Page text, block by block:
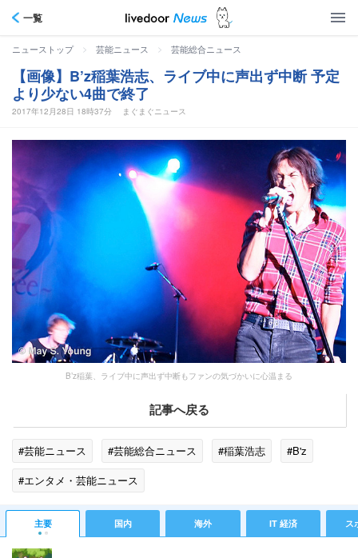
一覧
ニューストップ > 芸能ニュース > 芸能総合ニュース
【画像】B’z稲葉浩志、ライブ中に声出ず中断 予定
より少ない4曲で終了
2017年12月28日 18時37分 まぐまぐニュース
B’z稲葉、ライブ中に声出ず中断もファンの気づかいに心温まる
記事へ戻る
#芸能ニュース #芸能総合ニュース #稲葉浩志
#B'z
#エンタメ・芸能ニュース
主要 国内 海外 IT 経済 ス